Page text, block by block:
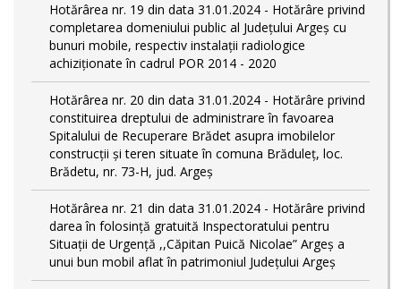
Hotărârea nr. 19 din data 31.01.2024 - Hotărâre privind
completarea domeniului public al Judeţului Argeş cu
bunuri mobile, respectiv instalații radiologice
achiziționate în cadrul POR 2014 - 2020
Hotărârea nr. 20 din data 31.01.2024 - Hotărâre privind
constituirea dreptului de administrare în favoarea
Spitalului de Recuperare Brădet asupra imobilelor
construcții și teren situate în comuna Brăduleț, loc.
Brădetu, nr. 73-H, jud. Argeș
Hotărârea nr. 21 din data 31.01.2024 - Hotărâre privind
darea în folosință gratuită Inspectoratului pentru
Situații de Urgență ,,Căpitan Puică Nicolae” Argeș a
unui bun mobil aflat în patrimoniul Județului Argeș